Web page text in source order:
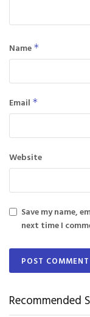
Name *
Email *
Website
Save my name,
next time I
Recommended